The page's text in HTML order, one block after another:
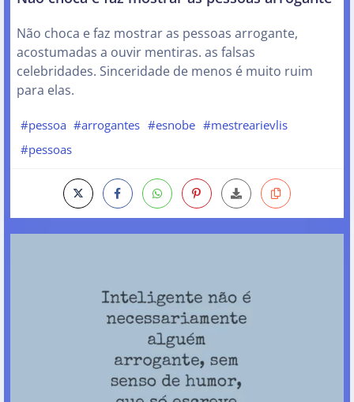
Não choca e faz mostrar as pessoas arrogante,
acostumadas a ouvir mentiras. as falsas
celebridades. Sinceridade de menos é muito ruim
para elas.
#pessoa #arrogantes #esnobe #mestrearievlis
#pessoas